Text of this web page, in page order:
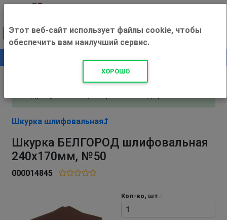
+500 ₽
Внимание! С 3 августа магазин работает по
Шкурка шлифовальная
Шкурка БЕЛГОРОД шлифовальная
240х170мм, №50
000014845
Кол-во, шт.:
Этот веб-сайт использует файлы cookie, чтобы
обеспечить вам наилучший сервис.
ХОРОШО